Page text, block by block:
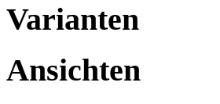
Varianten
Ansichten